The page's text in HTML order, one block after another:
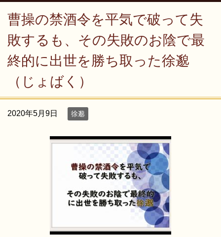
曹操の禁酒令を平気で破って失
敗するも、その失敗のお陰で最
終的に出世を勝ち取った徐邈
（じょばく）
2020年5月9日 徐邈